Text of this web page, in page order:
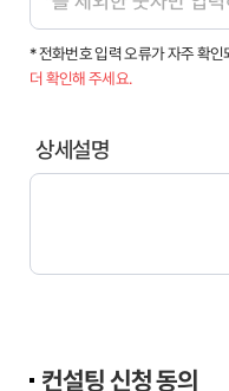
* 전화번호 입력 오류가 자주 확
더 확인해 주세요.
상세설명
컨설팅 신청 동의